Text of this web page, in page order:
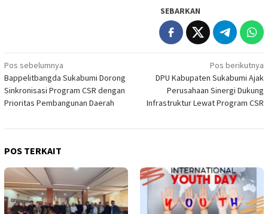
SEBARKAN
Navigasi
pos
Pos sebelumnya
Bappelitbangda Sukabumi Dorong
Sinkronisasi Program CSR dengan
Prioritas Pembangunan Daerah
Pos berikutnya
DPU Kabupaten Sukabumi Ajak
Perusahaan Sinergi Dukung
Infrastruktur Lewat Program CSR
POS TERKAIT